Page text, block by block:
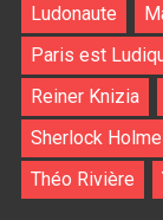
Ludonaute
Paris est
Reiner Knizia
Sherlock
Théo Rivière